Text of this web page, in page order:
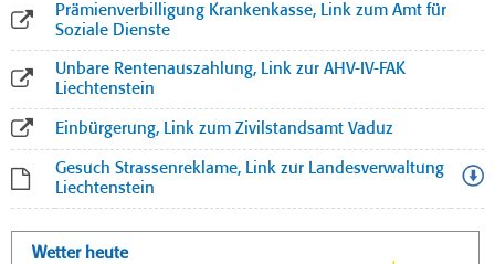
Prämienverbilligung Krankenkasse, Link zum Amt für
Soziale Dienste
Unbare Rentenauszahlung, Link zur AHV-IV-FAK
Liechtenstein
Einbürgerung, Link zum Zivilstandsamt Vaduz
Gesuch Strassenreklame, Link zur Landesverwaltung
Liechtenstein
Wetter heute